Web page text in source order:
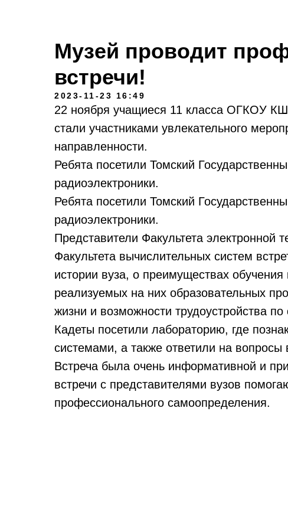
Музей проводит
встречи!
2023-11-23 16:49
22 ноября учащиеся 11 класса ОГКОУ
стали участниками увлекательного
направленности.
Ребята посетили Томский
радиоэлектроники.
Ребята посетили Томский
радиоэлектроники.
Представители Факультета электронной
Факультета вычислительных систем
истории вуза, о преимуществах
реализуемых на них образовательных
жизни и возможности трудоустройства по
Кадеты посетили лабораторию, где
системами, а также ответили на вопросы
Встреча была очень информативной и
встречи с представителями вузов
профессионального самоопределения.